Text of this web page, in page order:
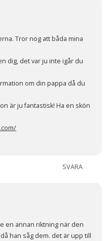
Tror nog att båda mina
dig, det var ju inte igår du
om din pappa då du
är ju fantastisk! Ha en skön
SVARA
en annan riktning när den
han såg dem. det är upp till